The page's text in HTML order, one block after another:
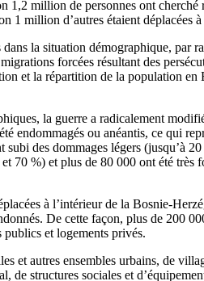
1,2 million de personnes ont cherché
1 million d’autres étaient déplacées
la situation démographique, par
forcées résultant des
et la répartition de la population
la guerre a radicalement
endommagés ou anéantis, ce qui
des dommages légers (jusqu’à
70 %) et plus de 80 000 ont été très
à l’intérieur de la Bosnie-
De cette façon, plus de 200
et logements privés.
et autres ensembles urbains, de
de structures sociales et